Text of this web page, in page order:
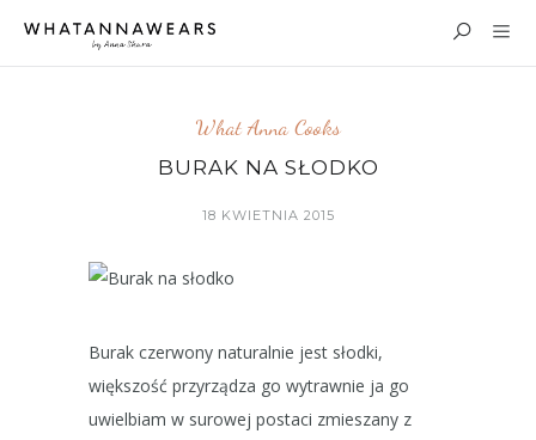
What Anna Cooks
BURAK NA SŁODKO
18 KWIETNIA 2015
Burak czerwony naturalnie jest słodki,
większość przyrządza go wytrawnie ja go
uwielbiam w surowej postaci zmieszany z